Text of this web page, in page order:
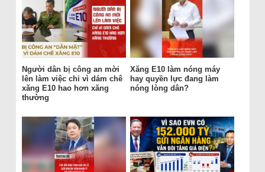
Người dân bị công an mời
lên làm việc chỉ vì dám chê
xăng E10 hao hơn xăng
thường
Xăng E10 làm nóng máy
hay quyền lực đang làm
nóng lòng dân?